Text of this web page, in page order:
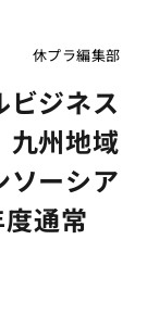
休プラ編集部
ビジネス
九州地域
ソーシア
通常